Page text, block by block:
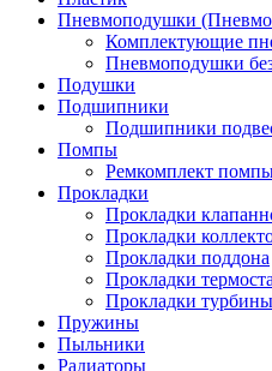
Пневмоподушки
Комплектующие
Пневмоподушки без
Подушки
Подшипники
Подшипники
Помпы
Ремкомплект
Прокладки
Прокладки
Прокладки
Прокладки поддона
Прокладки
Прокладки турбины
Пружины
Пыльники
Радиаторы